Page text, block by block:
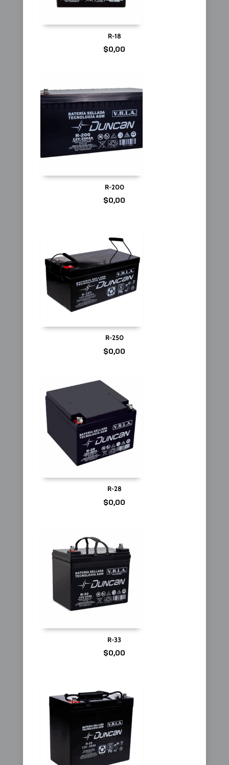
R-18
$0,00
R-200
$0,00
R-250
$0,00
R-28
$0,00
R-33
$0,00